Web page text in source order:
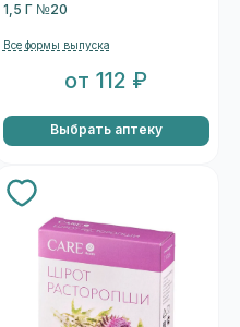
1,5 Г №20
Все формы выпуска
от 112 ₽
Выбрать аптеку